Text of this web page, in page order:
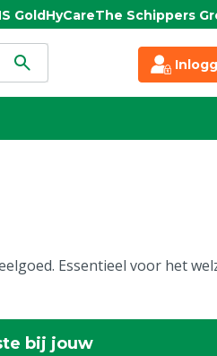
GoldHyCareThe Schippers
Essentieel voor het
bij jouw